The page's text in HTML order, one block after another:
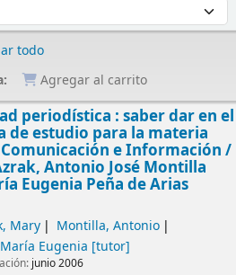
todo
Agregar al carrito
periodística : saber dar en el
de estudio para la materia
e Información /
Antonio José Montilla
Eugenia Peña de Arias
Mary
Montilla, Antonio
Eugenia [tutor]
junio 2006